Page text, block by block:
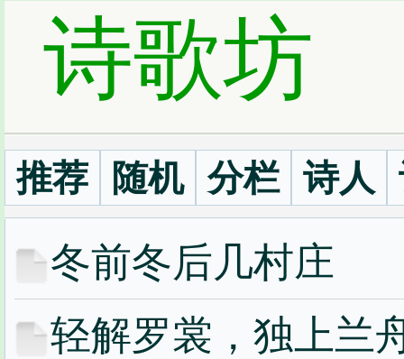
诗歌坊
推荐 随机 分栏 诗人
冬前冬后几村庄
轻解罗裳，独上兰